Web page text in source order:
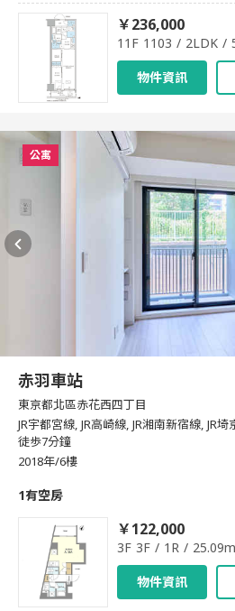
￥236,000
11F 1103 / 2LDK /
物件資訊
公寓
赤羽車站
東京都北區赤花西四丁目
JR宇都宮線, JR高崎線, JR湘南新宿線, JR
徒歩7分鐘
2018年/6樓
1有空房
￥122,000
3F 3F / 1R / 25.09m
物件資訊